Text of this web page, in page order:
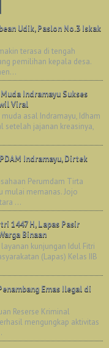
Udik, Paslon No.3 Iskak
terasa di tengah
pemilihan kepala desa.
Indramayu Sukses
Viral
asal Indramayu, Idham
setelah jajanan kreasinya,
Indramayu, Dirtek
Perumdam Tirta
mulai memanas. Jojo
...
1447 H, Lapas Pasir
Binaan
kunjungan Idul Fitri
(Lapas) Kelas IIB
Emas Ilegal di
Reserse Kriminal
mengungkap aktivitas